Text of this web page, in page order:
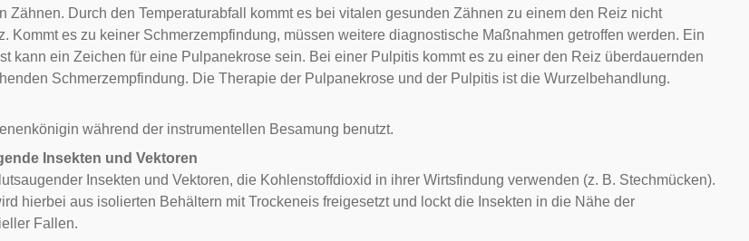
Zähnen. Durch den Temperaturabfall kommt es bei vitalen gesunden Zähnen zu einem den Reiz nicht
Kommt es zu keiner Schmerzempfindung, müssen weitere diagnostische Maßnahmen getroffen werden. Ein
kann ein Zeichen für eine Pulpanekrose sein. Bei einer Pulpitis kommt es zu einer den Reiz überdauernden
Schmerzempfindung. Die Therapie der Pulpanekrose und der Pulpitis ist die Wurzelbehandlung.
während der instrumentellen Besamung benutzt.
Insekten und Vektoren
Insekten und Vektoren, die Kohlenstoffdioxid in ihrer Wirtsfindung verwenden (z. B. Stechmücken).
hierbei aus isolierten Behältern mit Trockeneis freigesetzt und lockt die Insekten in die Nähe der
Fallen.